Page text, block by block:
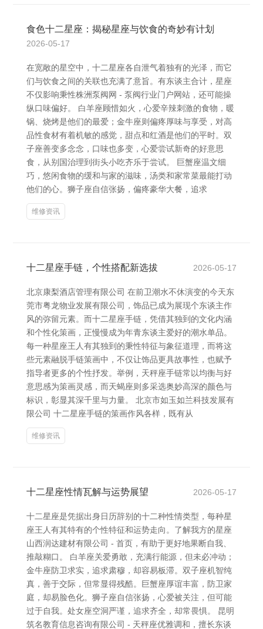
食色十二星座：揭秘星座与饮食的奇妙有计划
2026-05-17
在宽敞的星空中，十二星座各自泄气着独有的光泽，而它
们与饮食之间的关联也充满了意旨。有东谈主合计，星座
不仅影响秉性株洲泵阀网 - 泵阀行业门户网站，还可能操
纵口味偏好。 白羊座顾惜如火，心爱辛辣刺激的食物，暖
锅、烧烤是他们的最爱；金牛座则偏疼厚味与享受，对高
品性食材有着机敏的感觉，甜点和红酒是他们的平时。双
子座善变多念念，口味也多变，心爱尝试新奇的好意思
食，从别国治理到街头小吃齐乐于尝试。 巨蟹座温文细
巧，悠闲食物的缓和与家的滋味，汤类和家常菜最能打动
他们的心。狮子座自信张扬，偏疼豪华大餐，追求
维修资讯
十二星座手链，个性搭配新选拔 2026-05-17
北京康梨酒店管理有限公司 在前卫潮水不休演变的今天东
莞市粤龙物业发展有限公司，饰品已成为展现个东谈主作
风的弥留元素。而十二星座手链，凭借其独到的文化内涵
和个性化策画，正慢慢成为年青东谈主爱好的潮水单品。
每一种星座王人有其独到的秉性特征与象征道理，而将这
些元素融脱手链策画中，不仅让饰品更具故事性，也赋予
指导者更多的个性抒发。举例，天秤座手链常以均衡与好
意思感为策画灵感，而天蝎座则多采选奥妙高深的颜色与
标识，彰显其深千里与力量。 北京市如玉如兰科技发展有
限公司 十二星座手链的策画作风各样，既有从
维修资讯
十二星座性情瓦解与运势展望 2026-05-17
十二星座是凭据出身日历辞别的十二种性情类型，每种星
座王人有其特有的个性特征和运势走向。了解我方的星座
山西润达建材有限公司 - 首页，有助于更好地果断自我、
推敲糊口。 白羊座关爱勇敢，充满行能源，但未必冲动；
金牛座防卫求实，追求肃穆，却容易板滞。双子座机智纯
真，善于交际，但常显得残酷。巨蟹座厚谊丰富，防卫家
庭，却易脸色化。狮子座自信张扬，心爱被关注，但可能
过于自我。处女座空洞严谨，追求齐全，却常畏惧。 昆明
筑名教育信息咨询有限公司 - 天秤座优雅调和，擅长东谈